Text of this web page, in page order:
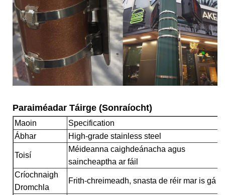
Paraiméadar Táirge (Sonraíocht)
Maoin
Specification
Ábhar
High-grade stainless steel
Toisí
Méideanna caighdeánacha agus
saincheaptha ar fáil
Críochnaigh
Dromchla
Frith-chreimeadh, snasta de réir mar is gá